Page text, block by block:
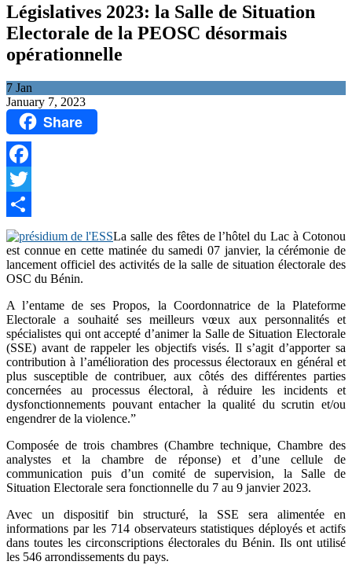
Législatives 2023: la Salle de Situation
Electorale de la PEOSC désormais
opérationnelle
7 Jan
January 7, 2023
Share
Facebook
Twitter
Share
La salle des fêtes de l’hôtel du Lac à Cotonou
est connue en cette matinée du samedi 07 janvier, la cérémonie de
lancement officiel des activités de la salle de situation électorale des
OSC du Bénin.
A l’entame de ses Propos, la Coordonnatrice de la Plateforme
Electorale a souhaité ses meilleurs vœux aux personnalités et
spécialistes qui ont accepté d’animer la Salle de Situation Electorale
(SSE) avant de rappeler les objectifs visés. Il s’agit d’apporter sa
contribution à l’amélioration des processus électoraux en général et
plus susceptible de contribuer, aux côtés des différentes parties
concernées au processus électoral, à réduire les incidents et
dysfonctionnements pouvant entacher la qualité du scrutin et/ou
engendrer de la violence.”
Composée de trois chambres (Chambre technique, Chambre des
analystes et la chambre de réponse) et d’une cellule de
communication puis d’un comité de supervision, la Salle de
Situation Electorale sera fonctionnelle du 7 au 9 janvier 2023.
Avec un dispositif bin structuré, la SSE sera alimentée en
informations par les 714 observateurs statistiques déployés et actifs
dans toutes les circonscriptions électorales du Bénin. Ils ont utilisé
les 546 arrondissements du pays.